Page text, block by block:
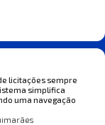
licitações sempre
simplifica
uma navegação